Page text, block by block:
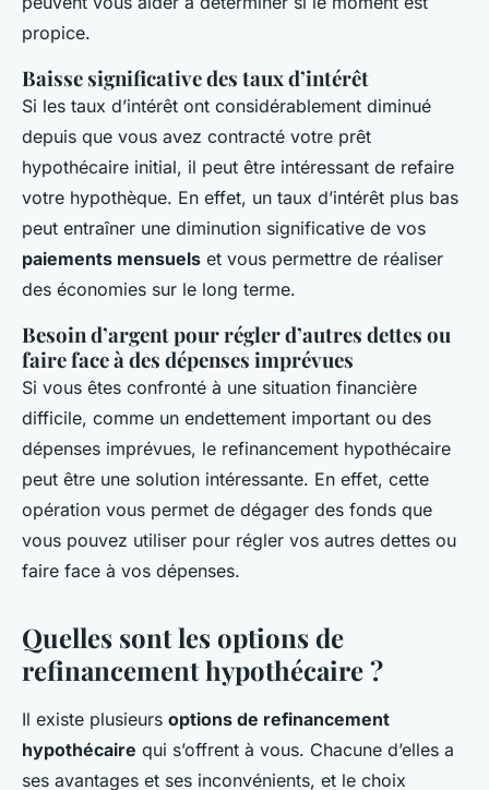
propice.
Baisse significative des taux d’intérêt
Si les taux d’intérêt ont considérablement diminué
depuis que vous avez contracté votre prêt
hypothécaire initial, il peut être intéressant de refaire
votre hypothèque. En effet, un taux d’intérêt plus bas
peut entraîner une diminution significative de vos
paiements mensuels et vous permettre de réaliser
des économies sur le long terme.
Besoin d’argent pour régler d’autres dettes ou
faire face à des dépenses imprévues
Si vous êtes confronté à une situation financière
difficile, comme un endettement important ou des
dépenses imprévues, le refinancement hypothécaire
peut être une solution intéressante. En effet, cette
opération vous permet de dégager des fonds que
vous pouvez utiliser pour régler vos autres dettes ou
faire face à vos dépenses.
Quelles sont les options de
refinancement hypothécaire ?
Il existe plusieurs options de refinancement
hypothécaire qui s’offrent à vous. Chacune d’elles a
ses avantages et ses inconvénients, et le choix